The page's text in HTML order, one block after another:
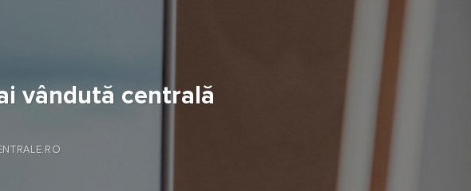
vândută centrală